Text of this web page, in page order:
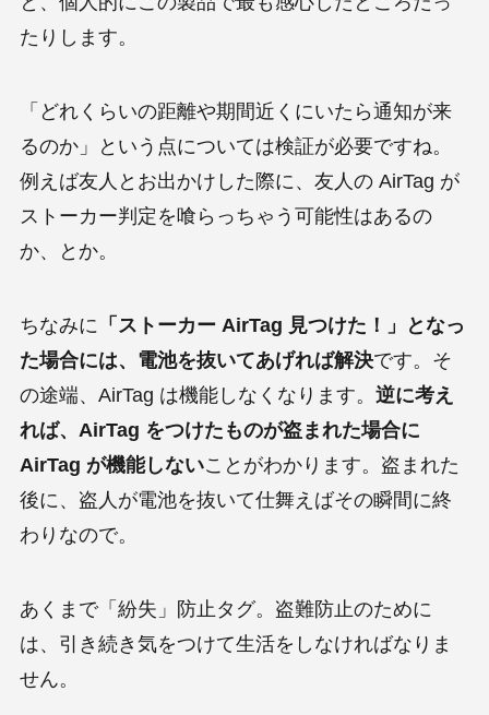
たりします。
「どれくらいの距離や期間近くにいたら通知が来
るのか」という点については検証が必要ですね。
例えば友人とお出かけした際に、友人の AirTag が
ストーカー判定を喰らっちゃう可能性はあるの
か、とか。
ちなみに 「ストーカー AirTag 見つけた！」となっ
た場合には、電池を抜いてあげれば解決です。そ
の途端、AirTag は機能しなくなります。 逆に考え
れば、AirTag をつけたものが盗まれた場合に
AirTag が機能しないことがわかります。盗まれた
後に、盗人が電池を抜いて仕舞えばその瞬間に終
わりなので。
あくまで「紛失」防止タグ。盗難防止のために
は、引き続き気をつけて生活をしなければなりま
せん。